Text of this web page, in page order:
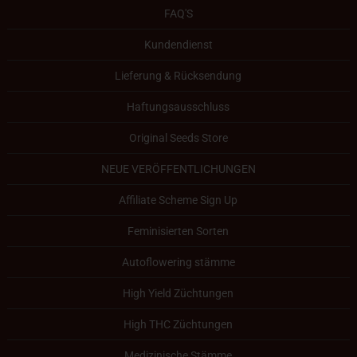
FAQ'S
Kundendienst
Lieferung & Rücksendung
Haftungsausschluss
Original Seeds Store
NEUE VERÖFFENTLICHUNGEN
Affiliate Scheme Sign Up
Feminisierten Sorten
Autoflowering stämme
High Yield Züchtungen
High THC Züchtungen